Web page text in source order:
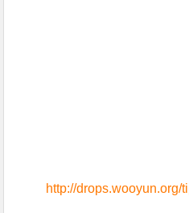
http://drops.wooyun.org/